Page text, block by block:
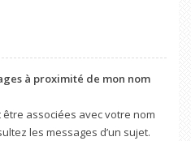
à proximité de mon nom
associées avec votre nom
les messages d’un sujet.